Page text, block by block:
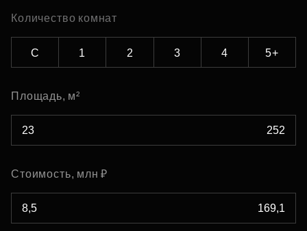
Количество комнат
С 1 2 3 4 5+
Площадь, м²
Стоимость, млн ₽